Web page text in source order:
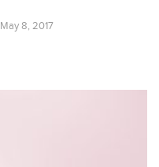
May 8, 2017